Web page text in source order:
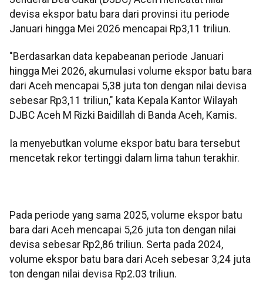
devisa ekspor batu bara dari provinsi itu periode
Januari hingga Mei 2026 mencapai Rp3,11 triliun.
"Berdasarkan data kepabeanan periode Januari
hingga Mei 2026, akumulasi volume ekspor batu bara
dari Aceh mencapai 5,38 juta ton dengan nilai devisa
sebesar Rp3,11 triliun," kata Kepala Kantor Wilayah
DJBC Aceh M Rizki Baidillah di Banda Aceh, Kamis.
Ia menyebutkan volume ekspor batu bara tersebut
mencetak rekor tertinggi dalam lima tahun terakhir.
Pada periode yang sama 2025, volume ekspor batu
bara dari Aceh mencapai 5,26 juta ton dengan nilai
devisa sebesar Rp2,86 triliun. Serta pada 2024,
volume ekspor batu bara dari Aceh sebesar 3,24 juta
ton dengan nilai devisa Rp2.03 triliun.